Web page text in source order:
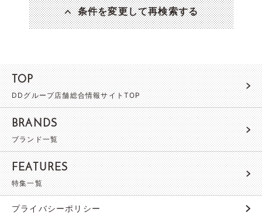
条件を変更して再検索する
TOP
DDグループ店舗総合情報サイトTOP
BRANDS
ブランド一覧
FEATURES
特集一覧
プライバシーポリシー